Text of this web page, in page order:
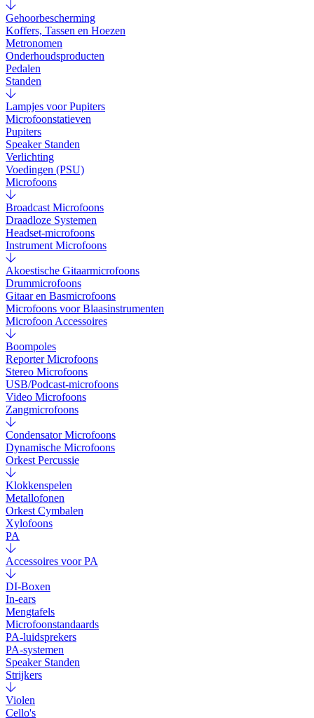
Gehoorbescherming
Koffers, Tassen en Hoezen
Metronomen
Onderhoudsproducten
Pedalen
Standen
Lampjes voor Pupiters
Microfoonstatieven
Pupiters
Speaker Standen
Verlichting
Voedingen (PSU)
Microfoons
Broadcast Microfoons
Draadloze Systemen
Headset-microfoons
Instrument Microfoons
Akoestische Gitaarmicrofoons
Drummicrofoons
Gitaar en Basmicrofoons
Microfoons voor Blaasinstrumenten
Microfoon Accessoires
Boompoles
Reporter Microfoons
Stereo Microfoons
USB/Podcast-microfoons
Video Microfoons
Zangmicrofoons
Condensator Microfoons
Dynamische Microfoons
Orkest Percussie
Klokkenspelen
Metallofonen
Orkest Cymbalen
Xylofoons
PA
Accessoires voor PA
DI-Boxen
In-ears
Mengtafels
Microfoonstandaards
PA-luidsprekers
PA-systemen
Speaker Standen
Strijkers
Violen
Cello's